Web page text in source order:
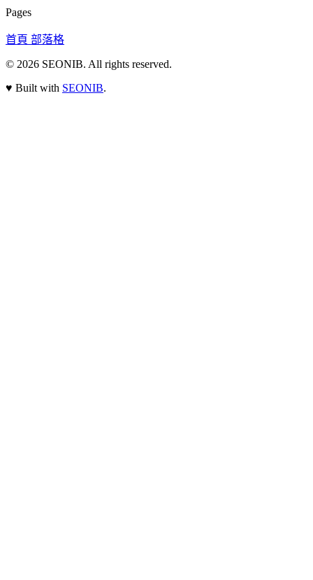
Pages
首頁 部落格
© 2026 SEONIB. All rights reserved.
♥ Built with SEONIB.